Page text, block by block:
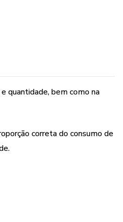
quantidade, bem como na
correta do consumo de